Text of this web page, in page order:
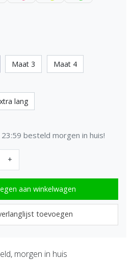
Maat 3
Maat 4
lang
besteld morgen in huis!
+
aan winkelwagen
toevoegen
morgen in huis